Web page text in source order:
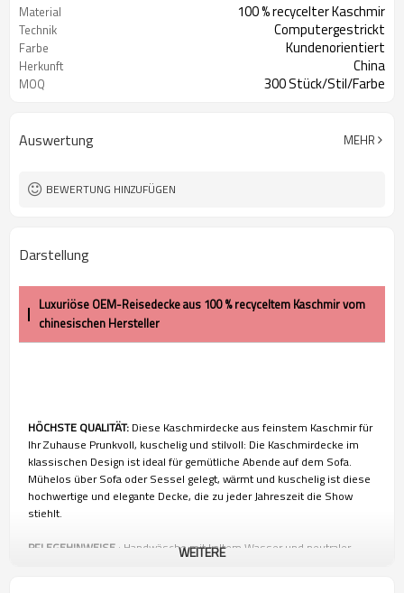
Material 100 % recycelter Kaschmir
Technik Computergestrickt
Farbe Kundenorientiert
Herkunft China
MOQ 300 Stück/Stil/Farbe
Auswertung MEHR
BEWERTUNG HINZUFÜGEN
Darstellung
Luxuriöse OEM-Reisedecke aus 100 % recyceltem Kaschmir vom
chinesischen Hersteller
HÖCHSTE QUALITÄT: Diese Kaschmirdecke aus feinstem Kaschmir für
Ihr Zuhause Prunkvoll, kuschelig und stilvoll: Die Kaschmirdecke im
klassischen Design ist ideal für gemütliche Abende auf dem Sofa.
Mühelos über Sofa oder Sessel gelegt, wärmt und kuschelig ist diese
hochwertige und elegante Decke, die zu jeder Jahreszeit die Show
stiehlt.
PFLEGEHINWEISE : Handwäsche mit kaltem Wasser und neutraler
WEITERE